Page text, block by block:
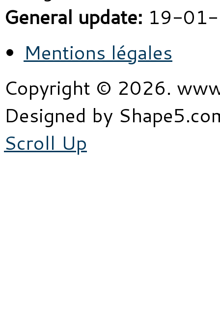
General update: 19-
Mentions légales
Copyright © 2026.
Designed by
Scroll Up